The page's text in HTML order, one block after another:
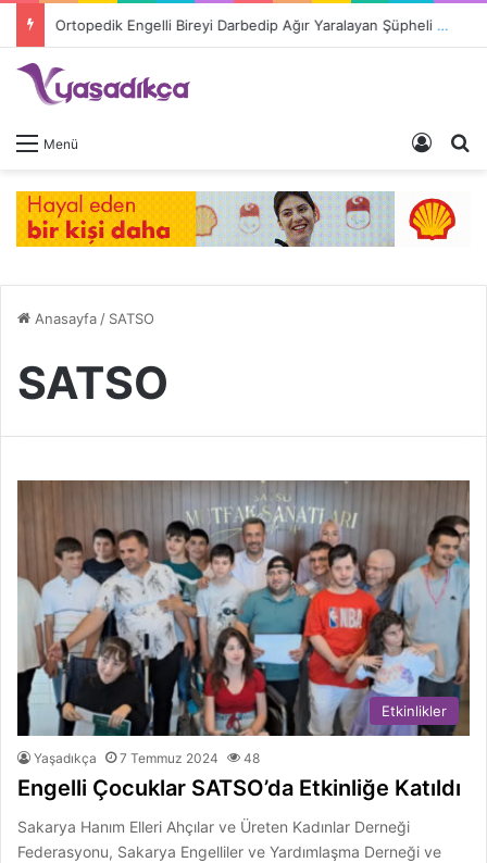
Ortopedik Engelli Bireyi Darbedip Ağır Yaralayan Şüpheli Tutuklandı
Menü Giriş
Anasayfa/ SATSO
SATSO
Etkinlikler
Yaşadıkça 7 Temmuz 2024 48
Engelli Çocuklar SATSO’da Etkinliğe Katıldı
Sakarya Hanım Elleri Ahçılar ve Üreten Kadınlar Derneği
Federasyonu, Sakarya Engelliler ve Yardımlaşma Derneği ve